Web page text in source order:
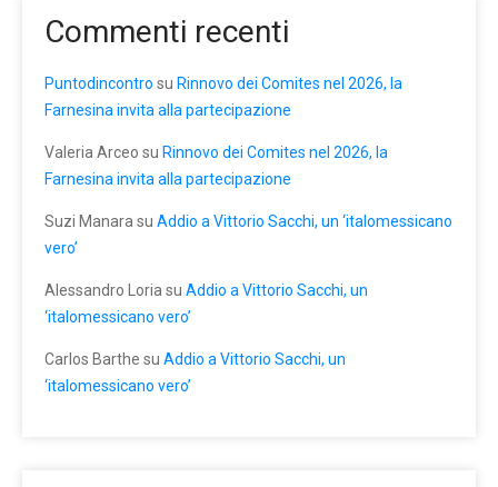
Commenti recenti
Puntodincontro su Rinnovo dei Comites nel 2026, la
Farnesina invita alla partecipazione
Valeria Arceo su Rinnovo dei Comites nel 2026, la
Farnesina invita alla partecipazione
Suzi Manara su Addio a Vittorio Sacchi, un ‘italomessicano
vero’
Alessandro Loria su Addio a Vittorio Sacchi, un
‘italomessicano vero’
Carlos Barthe su Addio a Vittorio Sacchi, un
‘italomessicano vero’